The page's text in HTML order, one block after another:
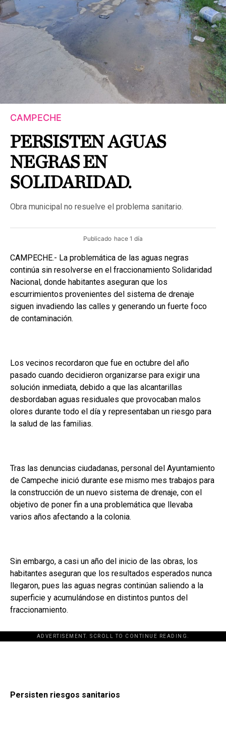
CAMPECHE
PERSISTEN AGUAS
NEGRAS EN
SOLIDARIDAD.
Obra municipal no resuelve el problema sanitario.
Publicado hace 1 día
CAMPECHE.- La problemática de las aguas negras
continúa sin resolverse en el fraccionamiento Solidaridad
Nacional, donde habitantes aseguran que los
escurrimientos provenientes del sistema de drenaje
siguen invadiendo las calles y generando un fuerte foco
de contaminación.
Los vecinos recordaron que fue en octubre del año
pasado cuando decidieron organizarse para exigir una
solución inmediata, debido a que las alcantarillas
desbordaban aguas residuales que provocaban malos
olores durante todo el día y representaban un riesgo para
la salud de las familias.
Tras las denuncias ciudadanas, personal del Ayuntamiento
de Campeche inició durante ese mismo mes trabajos para
la construcción de un nuevo sistema de drenaje, con el
objetivo de poner fin a una problemática que llevaba
varios años afectando a la colonia.
Sin embargo, a casi un año del inicio de las obras, los
habitantes aseguran que los resultados esperados nunca
llegaron, pues las aguas negras continúan saliendo a la
superficie y acumulándose en distintos puntos del
fraccionamiento.
ADVERTISEMENT. SCROLL TO CONTINUE READING.
Persisten riesgos sanitarios